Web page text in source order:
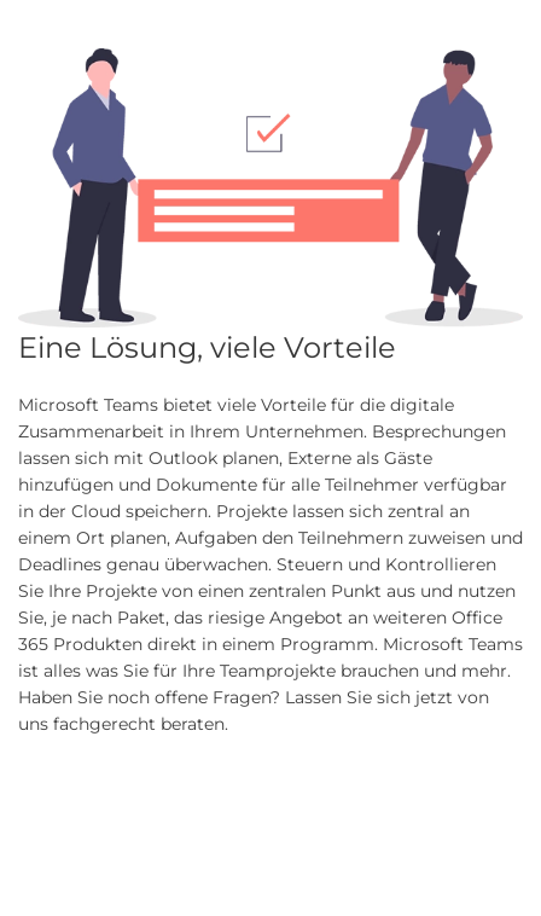
Eine Lösung, viele Vorteile
Microsoft Teams bietet viele Vorteile für die digitale
Zusammenarbeit in Ihrem Unternehmen. Besprechungen
lassen sich mit Outlook planen, Externe als Gäste
hinzufügen und Dokumente für alle Teilnehmer verfügbar
in der Cloud speichern. Projekte lassen sich zentral an
einem Ort planen, Aufgaben den Teilnehmern zuweisen und
Deadlines genau überwachen. Steuern und Kontrollieren
Sie Ihre Projekte von einen zentralen Punkt aus und nutzen
Sie, je nach Paket, das riesige Angebot an weiteren Office
365 Produkten direkt in einem Programm. Microsoft Teams
ist alles was Sie für Ihre Teamprojekte brauchen und mehr.
Haben Sie noch offene Fragen? Lassen Sie sich jetzt von
uns fachgerecht beraten.